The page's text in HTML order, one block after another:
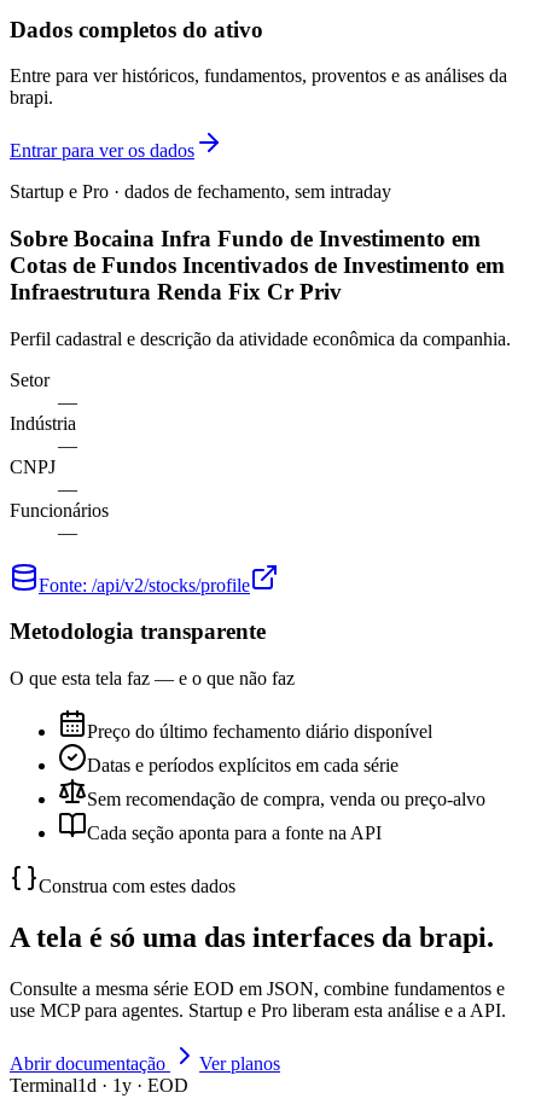
Dados completos do ativo
Entre para ver históricos, fundamentos, proventos e as análises da
brapi.
Entrar para ver os dados
Startup e Pro · dados de fechamento, sem intraday
Sobre Bocaina Infra Fundo de Investimento em
Cotas de Fundos Incentivados de Investimento em
Infraestrutura Renda Fix Cr Priv
Perfil cadastral e descrição da atividade econômica da companhia.
Setor
—
Indústria
—
CNPJ
—
Funcionários
—
Fonte: /api/v2/stocks/profile
Metodologia transparente
O que esta tela faz — e o que não faz
Preço do último fechamento diário disponível
Datas e períodos explícitos em cada série
Sem recomendação de compra, venda ou preço-alvo
Cada seção aponta para a fonte na API
Construa com estes dados
A tela é só uma das interfaces da brapi.
Consulte a mesma série EOD em JSON, combine fundamentos e
use MCP para agentes. Startup e Pro liberam esta análise e a API.
Abrir documentação
Ver planos
Terminal1d · 1y · EOD